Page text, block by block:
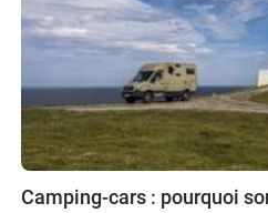
Camping-cars : pourquoi